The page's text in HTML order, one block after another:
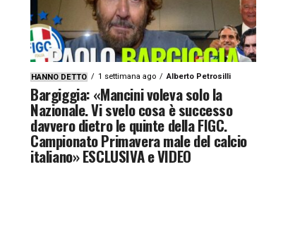
HANNO DETTO 1 settimana ago Alberto Petrosilli
Bargiggia: «Mancini voleva solo la
Nazionale. Vi svelo cosa è successo
davvero dietro le quinte della FIGC.
Campionato Primavera male del calcio
italiano» ESCLUSIVA e VIDEO